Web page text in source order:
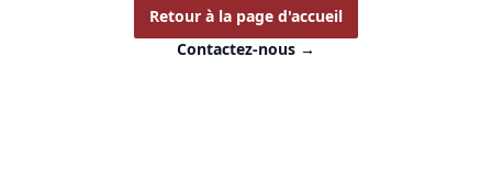
Retour à la page d'accueil
Contactez-nous →